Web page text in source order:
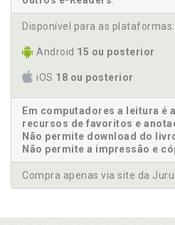
Disponível para as plataformas:
Android 15 ou posterior
iOS 18 ou posterior
Em computadores a leitura é
recursos de favoritos e
Não permite download do
Não permite a impressão e
Compra apenas via site da